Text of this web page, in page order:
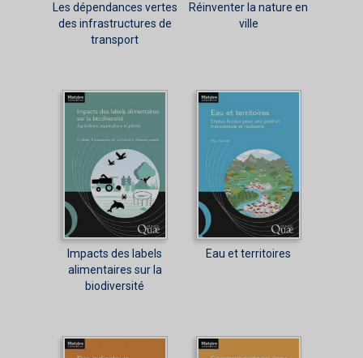
Les dépendances vertes
des infrastructures de
transport
Réinventer la nature en
ville
Impacts des labels
alimentaires sur la
biodiversité
Eau et territoires